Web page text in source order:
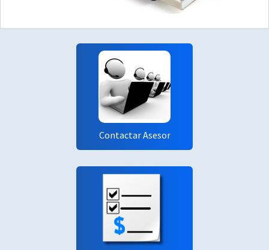
Contactar Asesor